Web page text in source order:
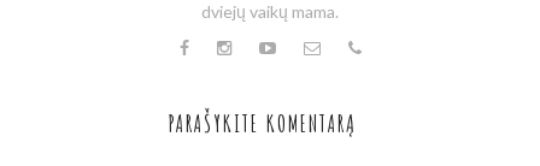
dviejų vaikų mama.
PARAŠYKITE KOMENTARĄ